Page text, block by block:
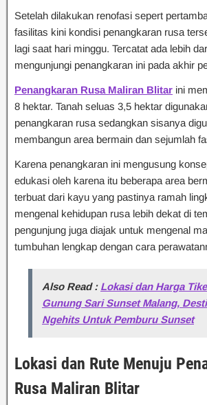
Setelah dilakukan renofasi sepert
fasilitas kini kondisi penangkaran rusa
lagi saat hari minggu. Tercatat ada lebih
mengunjungi penangkaran ini pada akhir
Penangkaran Rusa Maliran Blitar ini
8 hektar. Tanah seluas 3,5 hektar
penangkaran rusa sedangkan sisanya
membangun area bermain dan sejumlah
Karena penangkaran ini mengusung
edukasi oleh karena itu beberapa area
terbuat dari kayu yang pastinya ramah
mengenal kehidupan rusa lebih dekat di
pengunjung juga diajak untuk mengenal
tumbuhan lengkap dengan cara
Also Read : Lokasi dan Harga
Gunung Sari Sunset Malang,
Ngehits Untuk Pemburu Sunset
Lokasi dan Rute Menuju
Rusa Maliran Blitar